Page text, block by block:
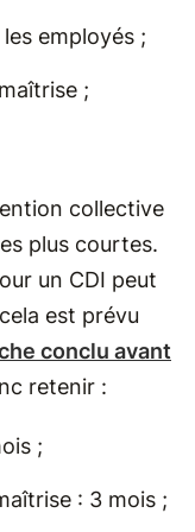
employés ;
;
collective
plus courtes.
un CDI peut
est prévu
conclu avant
retenir :
;
: 3 mois ;